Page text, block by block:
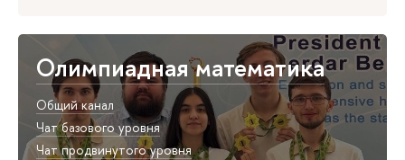
Олимпиадная математика
Общий канал
Чат базового уровня
Чат продвинутого уровня